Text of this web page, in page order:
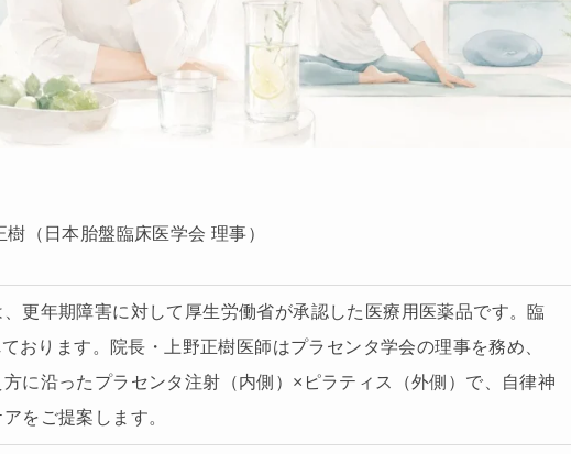
（日本胎盤臨床医学会 理事）
更年期障害に対して厚生労働省が承認した医療用医薬品です。臨
おります。院長・上野正樹医師はプラセンタ学会の理事を務め、
に沿ったプラセンタ注射（内側）×ピラティス（外側）で、自律神
をご提案します。